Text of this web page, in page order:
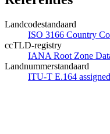
Landcodestandaard
ISO 3166 Country
ccTLD-registry
IANA Root Zone
Landnummerstandaard
ITU-T E.164